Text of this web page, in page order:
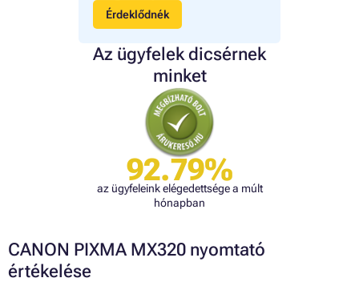
Érdeklődnék
Az ügyfelek dicsérnek
minket
92.79%
az ügyfeleink elégedettsége a múlt
hónapban
CANON PIXMA MX320 nyomtató
értékelése